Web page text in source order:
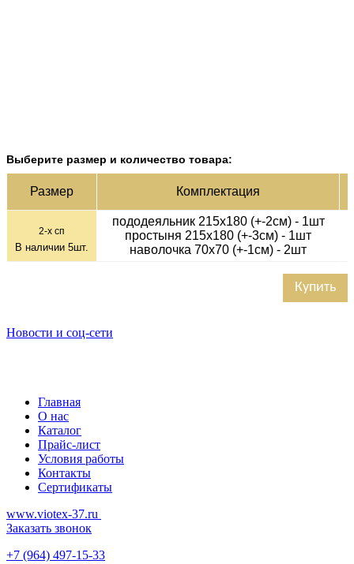
Выберите размер и количество товара:
Раз­мер Ком­плек­тация
2-х сп
В наличии 5шт.
пододеяльник 215х180 (+-2см) - 1шт
простыня 215х180 (+-3см) - 1шт
наволочка 70х70 (+-1см) - 2шт
Купить
Новости и соц-сети
Главная
О нас
Каталог
Прайс-лист
Условия работы
Контакты
Сертификаты
www.viotex-37.ru
Заказать звонок
+7 (964) 497-15-33